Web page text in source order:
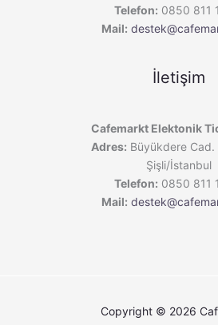
Telefon: 0850 811
Mail:
İletişim
Cafemarkt Elektonik
Adres: Büyükdere
Şişli/İstanbul
Telefon: 0850 811
Mail:
Copyright © 2026